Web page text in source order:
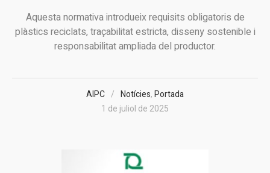
Aquesta normativa introdueix requisits obligatoris de
plàstics reciclats, traçabilitat estricta, disseny sostenible i
responsabilitat ampliada del productor.
AIPC Notícies,Portada
1 de juliol de 2025